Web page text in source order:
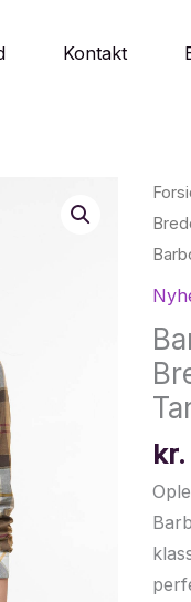
Kontakt
kr.